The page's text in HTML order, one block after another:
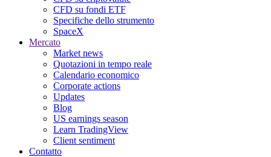
CFD su fondi ETF
Specifiche dello strumento
SpaceX
Mercato
Market news
Quotazioni in tempo reale
Calendario economico
Corporate actions
Updates
Blog
US earnings season
Learn TradingView
Client sentiment
Contatto